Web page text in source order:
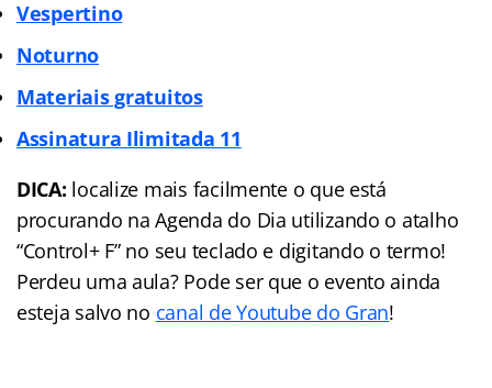
Vespertino
Noturno
Materiais gratuitos
Assinatura Ilimitada 11
DICA: localize mais facilmente o que está
procurando na Agenda do Dia utilizando o atalho
“Control+ F” no seu teclado e digitando o termo!
Perdeu uma aula? Pode ser que o evento ainda
esteja salvo no canal de Youtube do Gran!